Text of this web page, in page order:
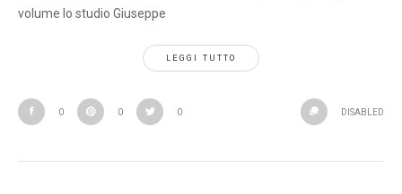
volume lo studio Giuseppe
LEGGI TUTTO
0 0 0 DISABLED